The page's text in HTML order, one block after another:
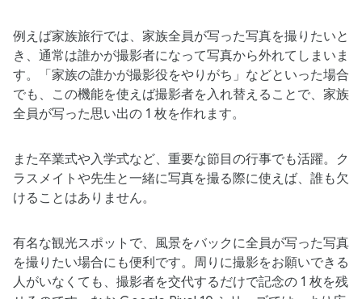
例えば​家族旅行では、​家族全員が​写った​写真を​撮りたい​と
き、​通常は​誰かが​撮影者に​なって​写真から​外れてしまいま
す。​「家族の​誰かが​撮影役を​やりがち」などと​いった​場合
でも、​この​機能を​使えば​撮影者を​入れ替える​ことで、​家族
全員が​写った​思い出の​ 1 枚を​作れます。
また​卒業式や​入学式など、​重要な​節目の​行事でも​活躍。​ク
ラスメイトや​先生と​一緒に​写真を​撮る​際に​使えば、​誰も​欠
ける​ことは​ありません。
有名な​観光スポットで、​風景を​バックに​全員が​写った​写真
を​撮りたい​場合にも​便利です。​周りに​撮影を​お願いできる​
人が​いなくても、​撮影者を​交代するだけで​記念の​ 1 枚を​残